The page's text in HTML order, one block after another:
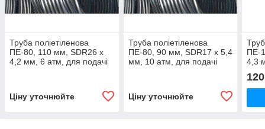
Труба поліетіленова
ПЕ-80, 110 мм, SDR26 х
4,2 мм, 6 атм, для подачі
Ціну уточнюйте
Труба поліетіленова
ПЕ-80, 90 мм, SDR17 х 5,4
мм, 10 атм, для подачі
Ціну уточнюйте
ПЕ-
4,3
120